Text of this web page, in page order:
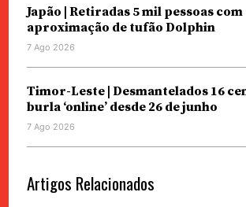
Japão | Retiradas 5 mil pessoas com
aproximação de tufão Dolphin
7 Ago 2026
Timor-Leste | Desmantelados 16
burla ‘online’ desde 26 de junho
7 Ago 2026
Artigos Relacionados